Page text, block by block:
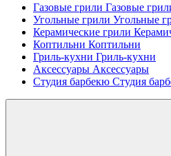
Газовые грили Газовые
Угольные грили Угольные
Керамические грили
Коптильни Коптильни
Гриль-кухни Гриль-кухни
Аксессуары Аксессуары
Студия барбекю Студия